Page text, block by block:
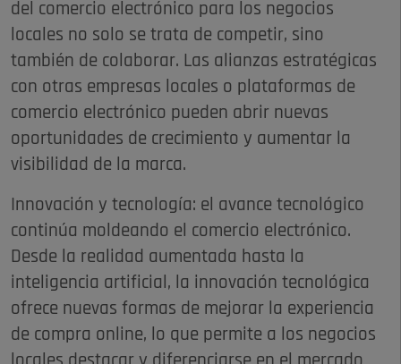
del comercio electrónico para los negocios
locales no solo se trata de competir, sino
también de colaborar. Las alianzas estratégicas
con otras empresas locales o plataformas de
comercio electrónico pueden abrir nuevas
oportunidades de crecimiento y aumentar la
visibilidad de la marca.
Innovación y tecnología: el avance tecnológico
continúa moldeando el comercio electrónico.
Desde la realidad aumentada hasta la
inteligencia artificial, la innovación tecnológica
ofrece nuevas formas de mejorar la experiencia
de compra online, lo que permite a los negocios